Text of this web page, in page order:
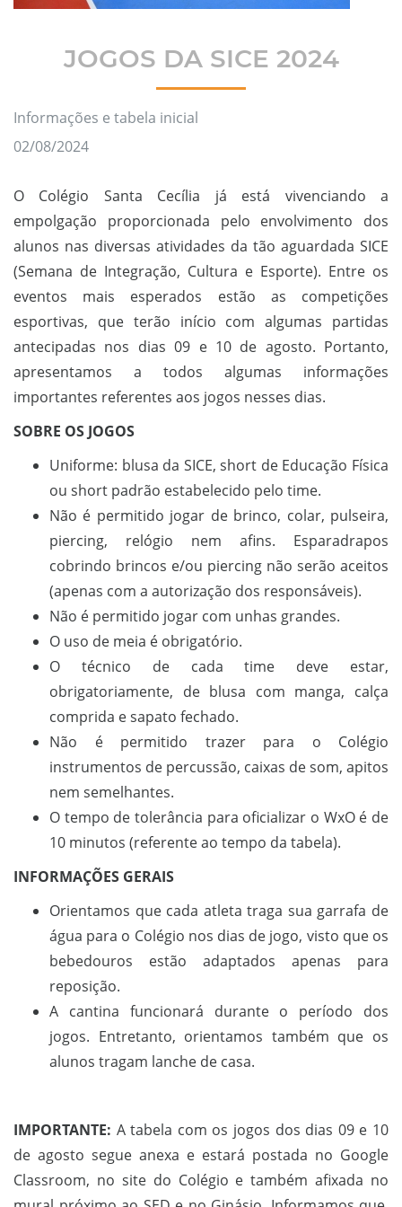
JOGOS DA SICE 2024
Informações e tabela inicial
02/08/2024
O Colégio Santa Cecília já está vivenciando a
empolgação proporcionada pelo envolvimento dos
alunos nas diversas atividades da tão aguardada SICE
(Semana de Integração, Cultura e Esporte). Entre os
eventos mais esperados estão as competições
esportivas, que terão início com algumas partidas
antecipadas nos dias 09 e 10 de agosto. Portanto,
apresentamos a todos algumas informações
importantes referentes aos jogos nesses dias.
SOBRE OS JOGOS
Uniforme: blusa da SICE, short de Educação Física
ou short padrão estabelecido pelo time.
Não é permitido jogar de brinco, colar, pulseira,
piercing, relógio nem afins. Esparadrapos
cobrindo brincos e/ou piercing não serão aceitos
(apenas com a autorização dos responsáveis).
Não é permitido jogar com unhas grandes.
O uso de meia é obrigatório.
O técnico de cada time deve estar,
obrigatoriamente, de blusa com manga, calça
comprida e sapato fechado.
Não é permitido trazer para o Colégio
instrumentos de percussão, caixas de som, apitos
nem semelhantes.
O tempo de tolerância para oficializar o WxO é de
10 minutos (referente ao tempo da tabela).
INFORMAÇÕES GERAIS
Orientamos que cada atleta traga sua garrafa de
água para o Colégio nos dias de jogo, visto que os
bebedouros estão adaptados apenas para
reposição.
A cantina funcionará durante o período dos
jogos. Entretanto, orientamos também que os
alunos tragam lanche de casa.
IMPORTANTE: A tabela com os jogos dos dias 09 e 10
de agosto segue anexa e estará postada no Google
Classroom, no site do Colégio e também afixada no